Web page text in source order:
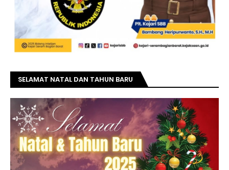
SELAMAT NATAL DAN TAHUN BARU